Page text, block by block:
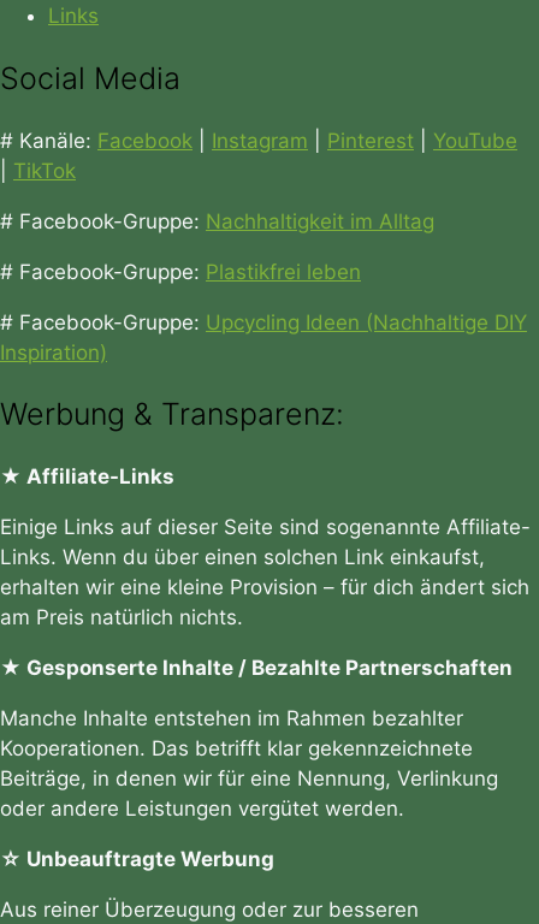
Links
Social Media
# Kanäle: Facebook Instagram Pinterest
YouTube
TikTok
# Facebook-Gruppe: Nachhaltigkeit im Alltag
# Facebook-Gruppe: Plastikfrei leben
# Facebook-Gruppe: Upcycling Ideen (Nachhaltige DIY
Inspiration)
Werbung & Transparenz:
★ Affiliate-Links
Einige Links auf dieser Seite sind sogenannte Affiliate-
Links. Wenn du über einen solchen Link einkaufst,
erhalten wir eine kleine Provision – für dich ändert sich
am Preis natürlich nichts.
★ Gesponserte Inhalte / Bezahlte Partnerschaften
Manche Inhalte entstehen im Rahmen bezahlter
Kooperationen. Das betrifft klar gekennzeichnete
Beiträge, in denen wir für eine Nennung, Verlinkung
oder andere Leistungen vergütet werden.
☆ Unbeauftragte Werbung
Aus reiner Überzeugung oder zur besseren